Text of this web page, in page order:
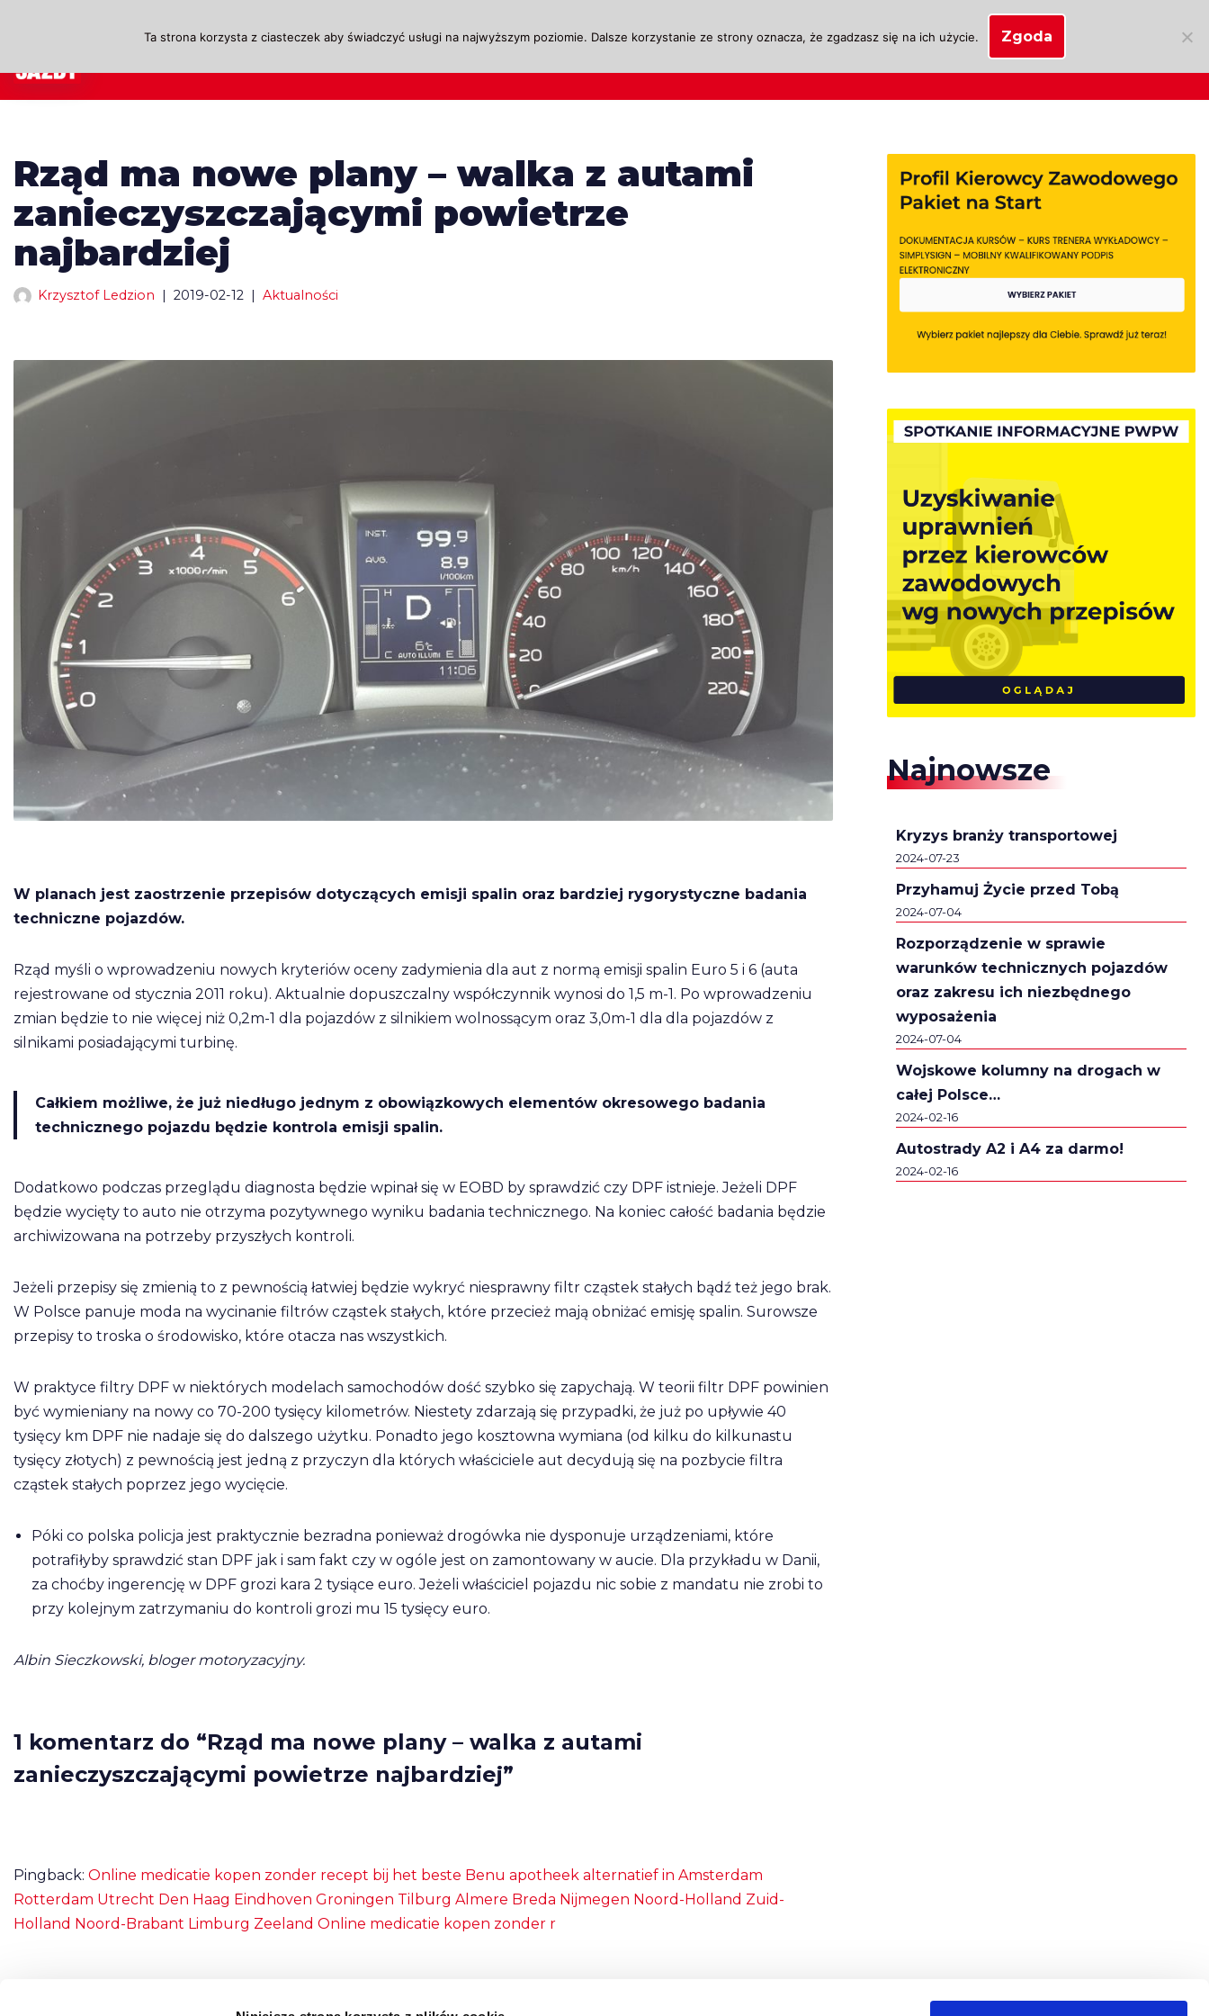
do
treści
Rząd ma nowe plany – walka z autami
zanieczyszczającymi powietrze
najbardziej
Krzysztof Ledzion 2019-02-12 Aktualności
W planach jest zaostrzenie przepisów dotyczących emisji spalin oraz bardziej rygorystyczne badania
techniczne pojazdów.
Rząd myśli o wprowadzeniu nowych kryteriów oceny zadymienia dla aut z normą emisji spalin Euro 5 i 6 (auta
rejestrowane od stycznia 2011 roku). Aktualnie dopuszczalny współczynnik wynosi do 1,5 m-1. Po wprowadzeniu
zmian będzie to nie więcej niż 0,2m-1 dla pojazdów z silnikiem wolnossącym oraz 3,0m-1 dla dla pojazdów z
silnikami posiadającymi turbinę.
Całkiem możliwe, że już niedługo jednym z obowiązkowych elementów okresowego badania
technicznego pojazdu będzie kontrola emisji spalin.
Dodatkowo podczas przeglądu diagnosta będzie wpinał się w EOBD by sprawdzić czy DPF istnieje. Jeżeli DPF
będzie wycięty to auto nie otrzyma pozytywnego wyniku badania technicznego. Na koniec całość badania będzie
archiwizowana na potrzeby przyszłych kontroli.
Jeżeli przepisy się zmienią to z pewnością łatwiej będzie wykryć niesprawny filtr cząstek stałych bądź też jego brak.
W Polsce panuje moda na wycinanie filtrów cząstek stałych, które przecież mają obniżać emisję spalin. Surowsze
przepisy to troska o środowisko, które otacza nas wszystkich.
W praktyce filtry DPF w niektórych modelach samochodów dość szybko się zapychają. W teorii filtr DPF powinien
być wymieniany na nowy co 70-200 tysięcy kilometrów. Niestety zdarzają się przypadki, że już po upływie 40
tysięcy km DPF nie nadaje się do dalszego użytku. Ponadto jego kosztowna wymiana (od kilku do kilkunastu
tysięcy złotych) z pewnością jest jedną z przyczyn dla których właściciele aut decydują się na pozbycie filtra
cząstek stałych poprzez jego wycięcie.
Póki co polska policja jest praktycznie bezradna ponieważ drogówka nie dysponuje urządzeniami, które
potrafiłyby sprawdzić stan DPF jak i sam fakt czy w ogóle jest on zamontowany w aucie. Dla przykładu w Danii,
za choćby ingerencję w DPF grozi kara 2 tysiące euro. Jeżeli właściciel pojazdu nic sobie z mandatu nie zrobi to
przy kolejnym zatrzymaniu do kontroli grozi mu 15 tysięcy euro.
Albin Sieczkowski, bloger motoryzacyjny.
1 komentarz do “Rząd ma nowe plany – walka z autami
zanieczyszczającymi powietrze najbardziej”
Pingback: Online medicatie kopen zonder recept bij het beste Benu apotheek alternatief in Amsterdam
Rotterdam Utrecht Den Haag Eindhoven Groningen Tilburg Almere Breda Nijmegen Noord-Holland Zuid-
Holland Noord-Brabant Limburg Zeeland Online medicatie kopen zonder r
Najnowsze
Kryzys branży transportowej
2024-07-23
Przyhamuj Życie przed Tobą
2024-07-04
Rozporządzenie w sprawie
warunków technicznych pojazdów
oraz zakresu ich niezbędnego
wyposażenia
2024-07-04
Wojskowe kolumny na drogach w
całej Polsce…
2024-02-16
Autostrady A2 i A4 za darmo!
2024-02-16
Ta strona korzysta z ciasteczek aby świadczyć usługi na najwyższym poziomie. Dalsze korzystanie ze strony oznacza, że zgadzasz się na ich użycie. Zgoda